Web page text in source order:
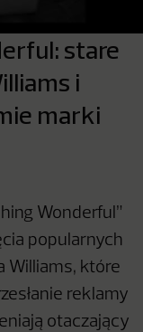
stare
i
marki
Wonderful”
popularnych
Williams, które
reklamy
otaczający